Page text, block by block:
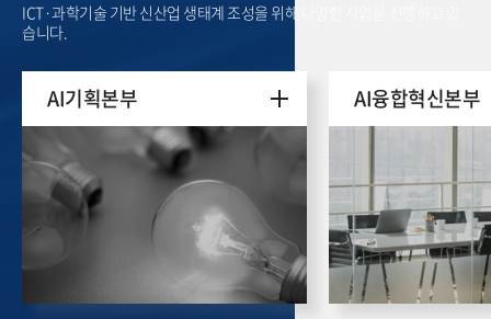
ICT·과학기술 기반 신산업 생태계 조성을 위해 다양한 사업을 진행하고 있
습니다.
AI기획본부 AI융합혁신본부